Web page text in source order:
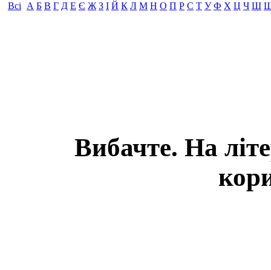
Всі
А Б В Г Д Е Є Ж З І Й К Л М Н О П Р С Т У Ф Х Ц Ч Ш
Вибачте. На